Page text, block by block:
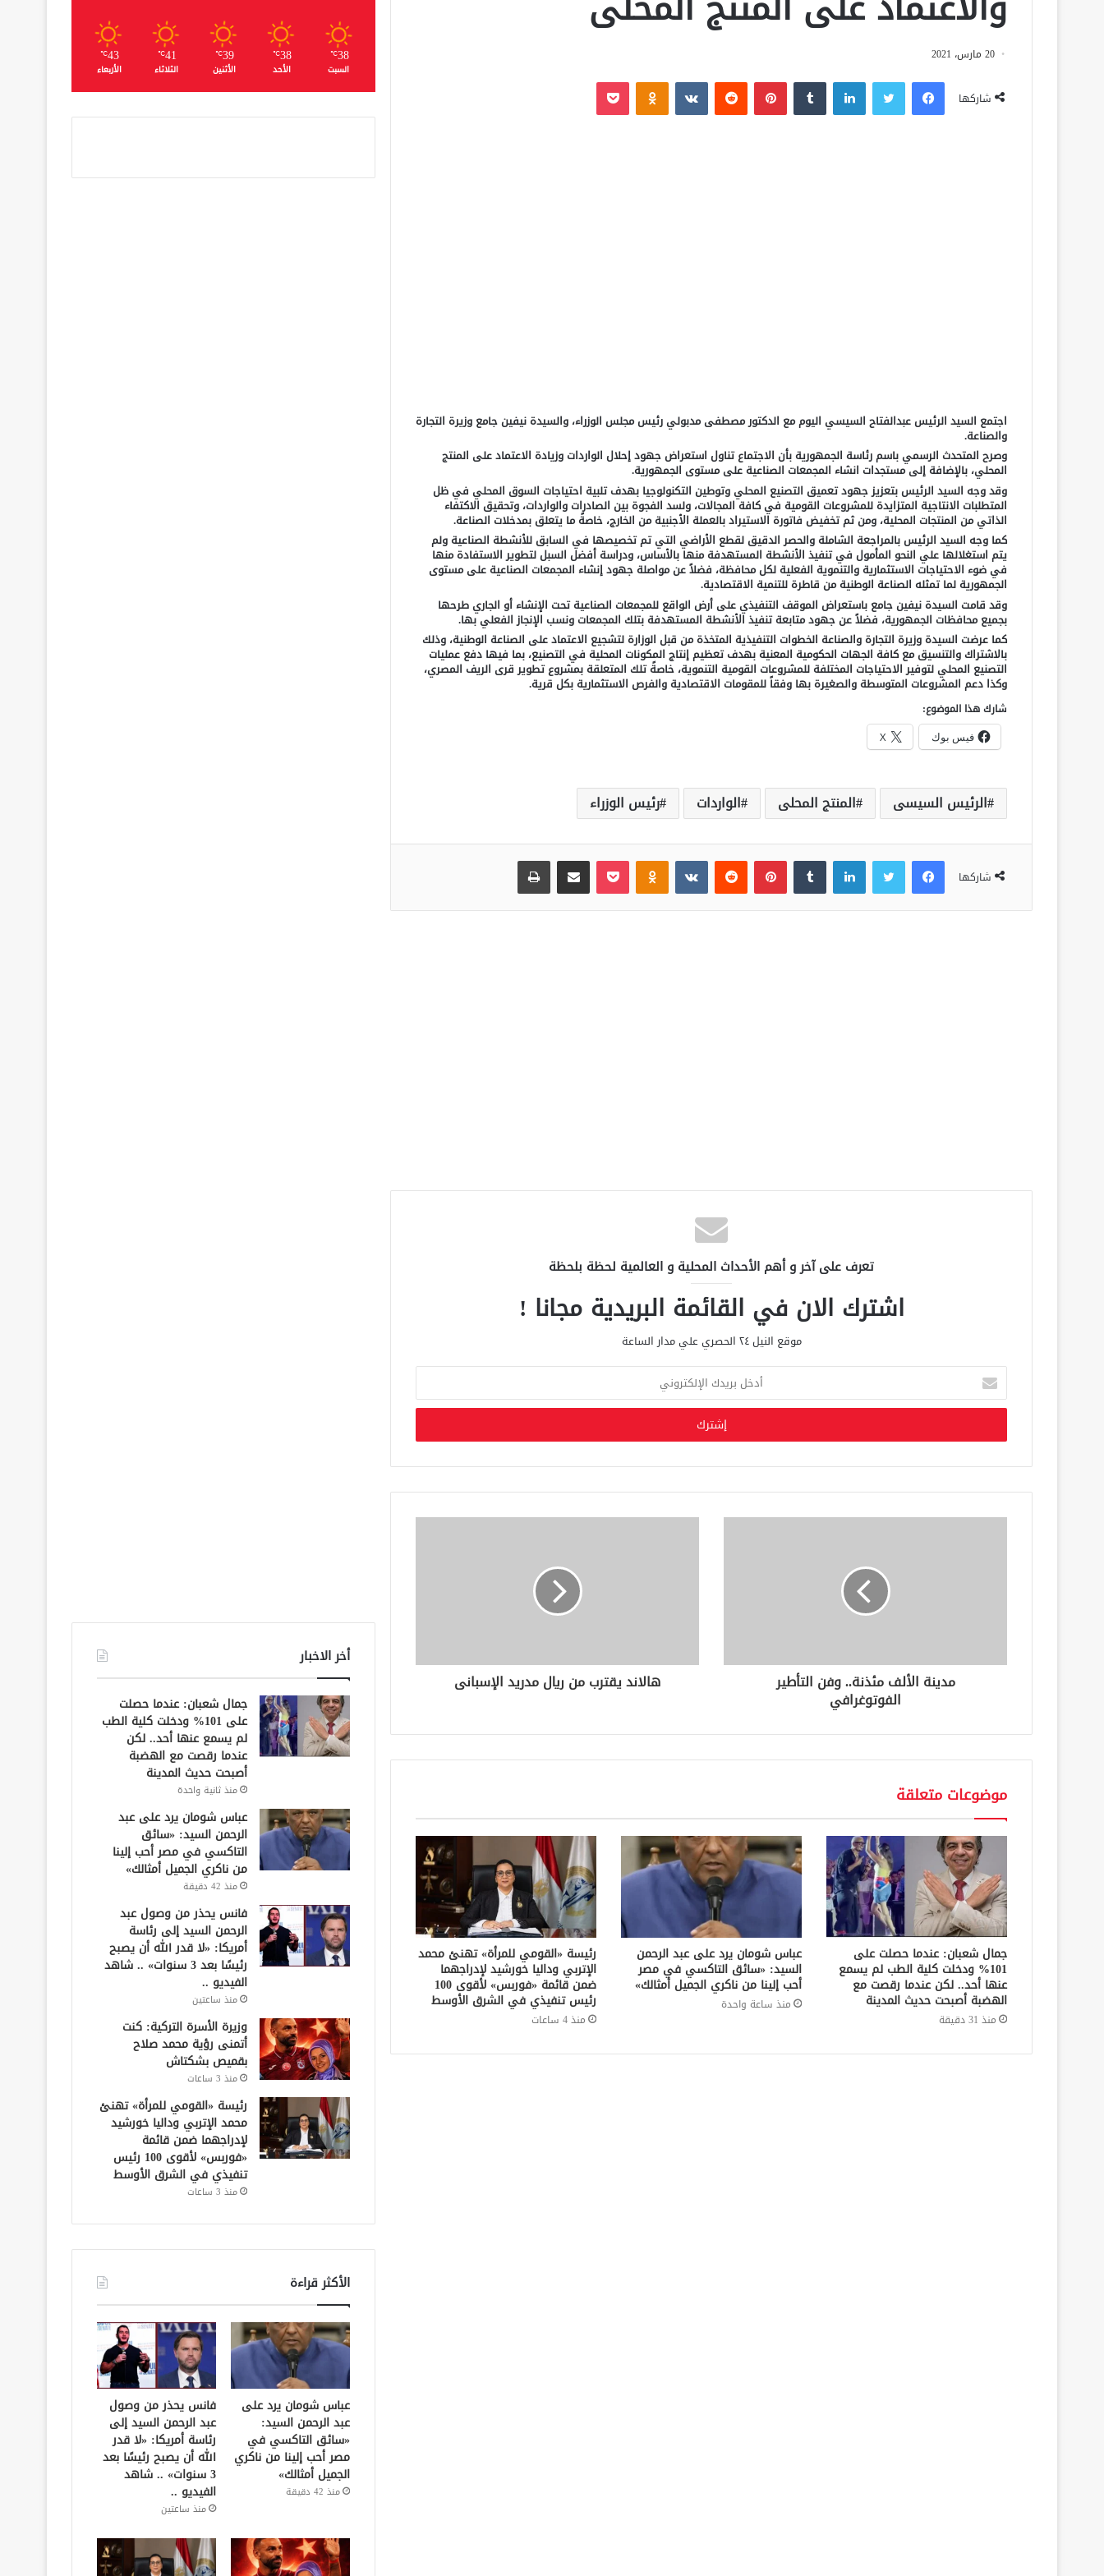
20 مارس، 2021
شاركها
فيسبوك لينكدإن بينتيريست
اجتمع السيد الرئيس عبدالفتاح السيسي اليوم مع الدكتور مصطفى مدبولي رئيس مجلس الوزراء، والسيدة نيفين جامع وزيرة التجارة
والصناعة.
وصرح المتحدث الرسمي باسم رئاسة الجمهورية بأن الاجتماع تناول استعراض جهود إحلال الواردات وزيادة الاعتماد على المنتج
المحلي، بالإضافة إلى مستجدات انشاء المجمعات الصناعية على مستوى الجمهورية.
وقد وجه السيد الرئيس بتعزيز جهود تعميق التصنيع المحلي وتوطين التكنولوجيا بهدف تلبية احتياجات السوق المحلي في ظل
المتطلبات الانتاجية المتزايدة للمشروعات القومية في كافة المجالات، ولسد الفجوة بين الصادرات والواردات، وتحقيق الاكتفاء
الذاتي من المنتجات المحلية، ومن ثم تخفيض فاتورة الاستيراد بالعملة الأجنبية من الخارج، خاصةً ما يتعلق بمدخلات الصناعة.
كما وجه السيد الرئيس بالمراجعة الشاملة والحصر الدقيق لقطع الأراضي التي تم تخصيصها في السابق للأنشطة الصناعية ولم
يتم استغلالها علي النحو المأمول في تنفيذ الأنشطة المستهدفة منها بالأساس، ودراسة أفضل السبل لتطوير الاستفادة منها
في ضوء الاحتياجات الاستثمارية والتنموية الفعلية لكل محافظة، فضلاً عن مواصلة جهود إنشاء المجمعات الصناعية على مستوى
الجمهورية لما تمثله الصناعة الوطنية من قاطرة للتنمية الاقتصادية.
وقد قامت السيدة نيفين جامع باستعراض الموقف التنفيذي على أرض الواقع للمجمعات الصناعية تحت الإنشاء أو الجاري طرحها
بجميع محافظات الجمهورية، فضلاً عن جهود متابعة تنفيذ الأنشطة المستهدفة بتلك المجمعات ونسب الإنجاز الفعلي بها.
كما عرضت السيدة وزيرة التجارة والصناعة الخطوات التنفيذية المتخذة من قبل الوزارة لتشجيع الاعتماد على الصناعة الوطنية، وذلك
بالاشتراك والتنسيق مع كافة الجهات الحكومية المعنية بهدف تعظيم إنتاج المكونات المحلية في التصنيع، بما فيها دفع عمليات
التصنيع المحلي لتوفير الاحتياجات المختلفة للمشروعات القومية التنموية، خاصةً تلك المتعلقة بمشروع تطوير قرى الريف المصري،
وكذا دعم المشروعات المتوسطة والصغيرة بها وفقاً للمقومات الاقتصادية والفرص الاستثمارية بكل قرية.
شارك هذا الموضوع:
فيس بوك X
الرئيس السيسى المنتج المحلى الواردات رئيس الوزراء
شاركها
فيسبوك لينكدإن بينتيريست بوكيت
تعرف على آخر و أهم الأحداث المحلية و العالمية لحظة بلحظة
اشترك الان في القائمة البريدية مجانا !
موقع النيل ٢٤ الحصري علي مدار الساعة
خ
ب
د
ك
ن
مدينة الألف مئذنة.. وفن التأطير
الفوتوغرافي
هالاند يقترب من ريال مدريد الإسبانى
موضوعات متعلقة
جمال شعبان: عندما حصلت على
101% ودخلت كلية الطب لم يسمع
عنها أحد.. لكن عندما رقصت مع
الهضبة أصبحت حديث المدينة
منذ 31 دقيقة
عباس شومان يرد على عبد الرحمن
السيد: «سائق التاكسي في مصر
أحب إلينا من ناكري الجميل أمثالك»
منذ ساعة واحدة
رئيسة «القومي للمرأة» تهنئ محمد
الإتربي وداليا خورشيد لإدراجهما
ضمن قائمة «فوربس» لأقوى 100
رئيس تنفيذي في الشرق الأوسط
منذ 4 ساعات
38
℃
السبت
38
℃
الأحد
39
℃
الأثنين
41
℃
الثلاثاء
43
℃
الأربعاء
أخر الاخبار
جمال شعبان: عندما حصلت
على 101% ودخلت كلية الطب
لم يسمع عنها أحد.. لكن
عندما رقصت مع الهضبة
أصبحت حديث المدينة
منذ ثانية واحدة
عباس شومان يرد على عبد
الرحمن السيد: «سائق
التاكسي في مصر أحب إلينا
من ناكري الجميل أمثالك»
منذ 42 دقيقة
فانس يحذر من وصول عبد
الرحمن السيد إلى رئاسة
أمريكا: «لا قدر الله أن يصبح
رئيسًا بعد 3 سنوات» .. شاهد
الفيديو ..
منذ ساعتين
وزيرة الأسرة التركية: كنت
أتمنى رؤية محمد صلاح
بقميص بشكتاش
منذ 3 ساعات
رئيسة «القومي للمرأة» تهنئ
محمد الإتربي وداليا خورشيد
لإدراجهما ضمن قائمة
«فوربس» لأقوى 100 رئيس
تنفيذي في الشرق الأوسط
منذ 3 ساعات
الأكثر قراءة
عباس شومان يرد على
عبد الرحمن السيد:
«سائق التاكسي في
مصر أحب إلينا من ناكري
الجميل أمثالك»
منذ 42 دقيقة
فانس يحذر من وصول
عبد الرحمن السيد إلى
رئاسة أمريكا: «لا قدر
الله أن يصبح رئيسًا بعد
3 سنوات» .. شاهد
الفيديو ..
منذ ساعتين